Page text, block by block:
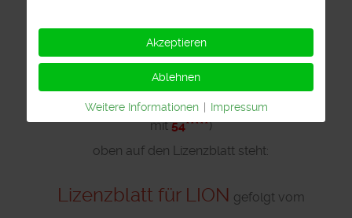
bitte beachten, sollten sie Lizenzblatt vom
Handels- und Verlags GmbH
folgender Seite herunterladen
mit54*****)
oben auf den Lizenzblatt steht:
Lizenzblatt für LION gefolgt vom
Akzeptieren
Ablehnen
Weitere Informationen | Impressum